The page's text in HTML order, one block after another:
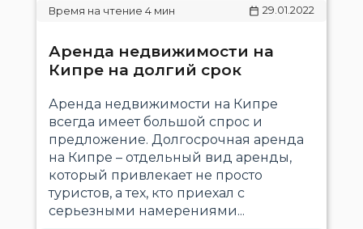
29.01.2022
Аренда недвижимости на
Кипре на долгий срок
Аренда недвижимости на Кипре
всегда имеет большой спрос и
предложение. Долгосрочная аренда
на Кипре – отдельный вид аренды,
который привлекает не просто
туристов, а тех, кто приехал с
серьезными намерениями...